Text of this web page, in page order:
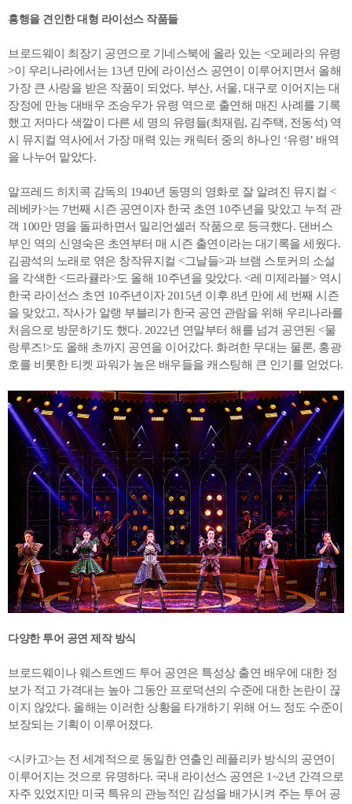
흥행을 견인한 대형 라이선스 작품들
브로드웨이 최장기 공연으로 기네스북에 올라 있는 <오페라의 유령
>이 우리나라에서는 13년 만에 라이선스 공연이 이루어지면서 올해
가장 큰 사랑을 받은 작품이 되었다. 부산, 서울, 대구로 이어지는 대
장정에 만능 대배우 조승우가 유령 역으로 출연해 매진 사례를 기록
했고 저마다 색깔이 다른 세 명의 유령들(최재림, 김주택, 전동석) 역
시 뮤지컬 역사에서 가장 매력 있는 캐릭터 중의 하나인 ‘유령’ 배역
을 나누어 맡았다.
알프레드 히치콕 감독의 1940년 동명의 영화로 잘 알려진 뮤지컬 <
레베카>는 7번째 시즌 공연이자 한국 초연 10주년을 맞았고 누적 관
객 100만 명을 돌파하면서 밀리언셀러 작품으로 등극했다. 댄버스
부인 역의 신영숙은 초연부터 매 시즌 출연이라는 대기록을 세웠다.
김광석의 노래로 엮은 창작뮤지컬 <그날들>과 브램 스토커의 소설
을 각색한 <드라큘라>도 올해 10주년을 맞았다. <레 미제라블> 역시
한국 라이선스 초연 10주년이자 2015년 이후 8년 만에 세 번째 시즌
을 맞았고, 작사가 알랭 부블리가 한국 공연 관람을 위해 우리나라를
처음으로 방문하기도 했다. 2022년 연말부터 해를 넘겨 공연된 <물
랑루즈!>도 올해 초까지 공연을 이어갔다. 화려한 무대는 물론, 홍광
호를 비롯한 티켓 파워가 높은 배우들을 캐스팅해 큰 인기를 얻었다.
다양한 투어 공연 제작 방식
브로드웨이나 웨스트엔드 투어 공연은 특성상 출연 배우에 대한 정
보가 적고 가격대는 높아 그동안 프로덕션의 수준에 대한 논란이 끊
이지 않았다. 올해는 이러한 상황을 타개하기 위해 어느 정도 수준이
보장되는 기획이 이루어졌다.
<시카고>는 전 세계적으로 동일한 연출인 레플리카 방식의 공연이
이루어지는 것으로 유명하다. 국내 라이선스 공연은 1~2년 간격으로
자주 있었지만 미국 특유의 관능적인 감성을 배가시켜 주는 투어 공